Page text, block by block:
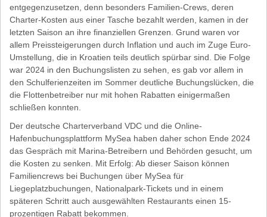
entgegenzusetzen, denn besonders Familien-Crews, deren
Charter-Kosten aus einer Tasche bezahlt werden, kamen in der
letzten Saison an ihre finanziellen Grenzen. Grund waren vor
allem Preissteigerungen durch Inflation und auch im Zuge Euro-
Umstellung, die in Kroatien teils deutlich spürbar sind. Die Folge
war 2024 in den Buchungslisten zu sehen, es gab vor allem in
den Schulferienzeiten im Sommer deutliche Buchungslücken, die
die Flottenbetreiber nur mit hohen Rabatten einigermaßen
schließen konnten.
Der deutsche Charterverband VDC und die Online-
Hafenbuchungsplattform MySea haben daher schon Ende 2024
das Gespräch mit Marina-Betreibern und Behörden gesucht, um
die Kosten zu senken. Mit Erfolg: Ab dieser Saison können
Familiencrews bei Buchungen über MySea für
Liegeplatzbuchungen, Nationalpark-Tickets und in einem
späteren Schritt auch ausgewählten Restaurants einen 15-
prozentigen Rabatt bekommen.